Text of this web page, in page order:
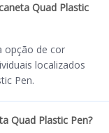
Quad Plastic
opção de cor
localizados
Pen.
Quad Plastic Pen?